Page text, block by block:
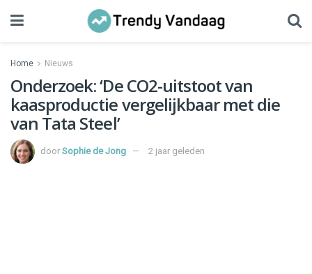
Home Nieuws
Onderzoek: ‘De CO2-uitstoot van
kaasproductie vergelijkbaar met die
van Tata Steel’
door Sophie de Jong 2 jaar geleden